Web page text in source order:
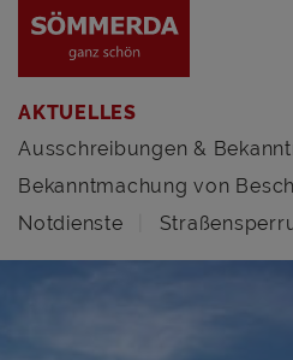
AKTUELLES
Ausschreibungen &
Bekanntmachung von
Notdienste